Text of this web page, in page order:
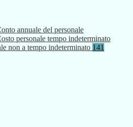
annuale del personale
personale tempo indeterminato
non a tempo indeterminato 141